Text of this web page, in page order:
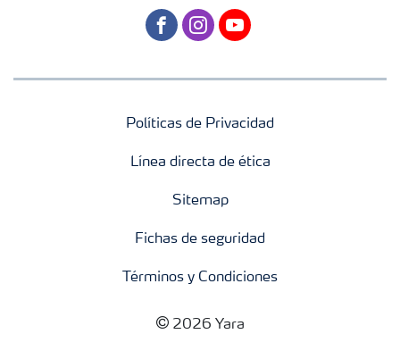
facebookinstagram
youtube
Políticas de Privacidad
Línea directa de ética
Sitemap
Fichas de seguridad
Términos y Condiciones
2026 Yara